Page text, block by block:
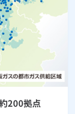
200拠点